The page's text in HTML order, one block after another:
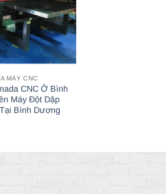
MÁY CNC
CNC Ở Bình
Máy Đột Dập
Bình Dương